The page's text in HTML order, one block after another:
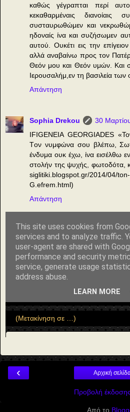
καθώς γέγραπται περί
κεκαθαρμέναις διανοίαις
συσταυρωθώμεν και
ηδοναίς ίνα και συζήσωμεν
αυτού. Ουκέτι εις την
αλλά αναβαίνω προς τον
Θεόν μου και Θεόν υμών. Και
Ιερουσαλήμ,εν τη βασιλεία των
Απάντηση
Sophia Drekou
30
IFIGENEIA GEORGIADES
Tον νυμφώνα σου βλέπω,
ένδυμα ουκ έχω, ίνα εισέλθω
στολήν της ψυχής, φωτοδότα,
siglitiki.blogspot.gr/2014/04/
G.efrem.html)
Απάντηση
‹ Αρχική
Προβολή
Από το